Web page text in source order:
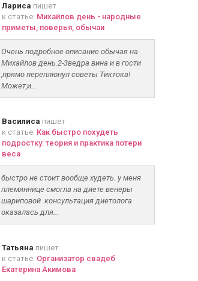
Лариса пишет
к статье: Михайлов день - народные
приметы, поверья, обычаи
Очень подробное описание обычая на
Михайлов день.2-3ведра вина и в гости
,прямо переплюнул советы Тиктока!
Может,и...
Василиса пишет
к статье: Как быстро похудеть
подростку: теория и практика потери
веса
быстро не стоит вообще худеть. у меня
племяннице смогла на диете венеры
шариповой. консультация диетолога
оказалась для...
Татьяна пишет
к статье: Организатор свадеб
Екатерина Акимова